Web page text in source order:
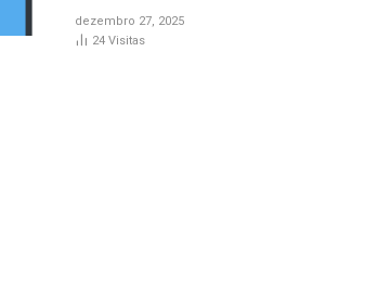
marcos da cultura em
2025
dezembro 27, 2025
24 Visitas